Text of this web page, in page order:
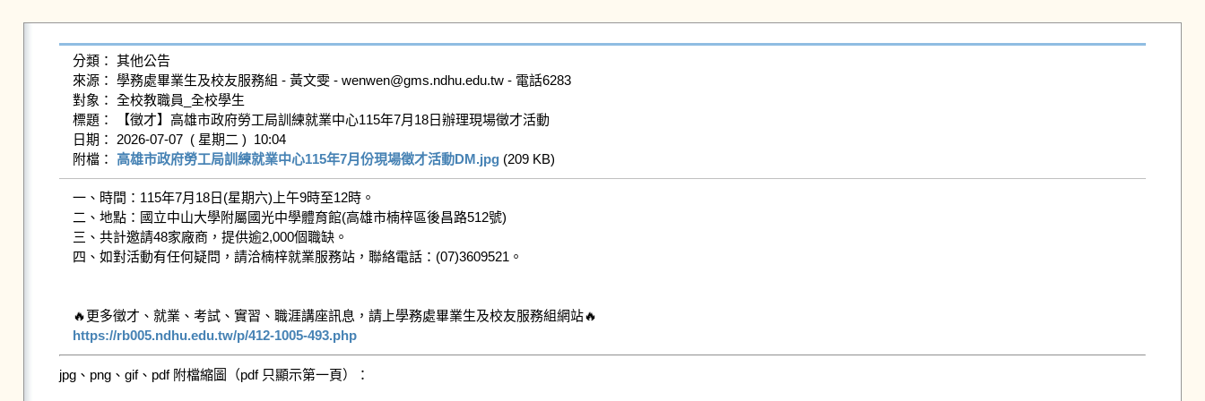
分類： 其他公告
來源： 學務處畢業生及校友服務組 - 黃文雯 - wenwen@gms.ndhu.edu.tw - 電話6283
對象： 全校教職員_全校學生
標題： 【徵才】高雄市政府勞工局訓練就業中心115年7月18日辦理現場徵才活動
日期： 2026-07-07  ( 星期二 )  10:04
附檔： 高雄市政府勞工局訓練就業中心115年7月份現場徵才活動DM.jpg (209 KB)
一、時間：115年7月18日(星期六)上午9時至12時。
二、地點：國立中山大學附屬國光中學體育館(高雄市楠梓區後昌路512號)
三、共計邀請48家廠商，提供逾2,000個職缺。
四、如對活動有任何疑問，請洽楠梓就業服務站，聯絡電話：(07)3609521。
https://rb005.ndhu.edu.tw/p/412-1005-493.php
jpg、png、gif、pdf 附檔縮圖（pdf 只顯示第一頁）：